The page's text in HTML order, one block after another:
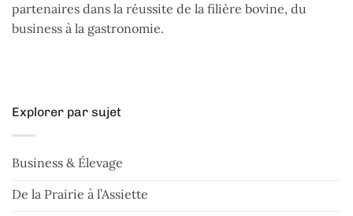
partenaires dans la réussite de la filière bovine, du
business à la gastronomie.
Explorer par sujet
Business & Élevage
De la Prairie à l’Assiette